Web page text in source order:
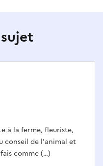
à la ferme, fleuriste,
conseil de l'animal et
comme (…)